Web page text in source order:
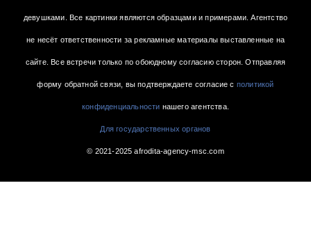
девушками. Все картинки являются образцами и примерами. Агентство
не несёт ответственности за рекламные материалы выставленные на
сайте. Все встречи только по обоюдному согласию сторон. Отправляя
форму обратной связи, вы подтверждаете согласие с политикой
конфиденциальности нашего агентства.
Для государственных органов
© 2021-2025 afrodita-agency-msc.com